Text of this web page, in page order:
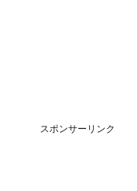
スポンサーリンク